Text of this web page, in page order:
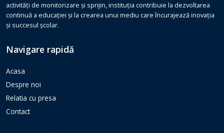
activități de monitorizare și sprijin, instituția contribuie la dezvoltarea
continuă a educației și la crearea unui mediu care încurajează inovația
și succesul școlar.
Navigare rapidă
Acasa
Despre noi
Relatia cu presa
Contact